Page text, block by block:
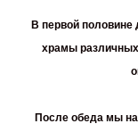
В первой
храмы
После обеда мы